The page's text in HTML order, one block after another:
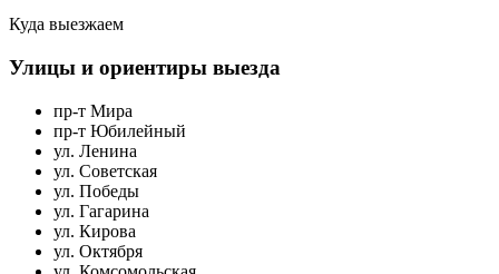
Куда выезжаем
Улицы и ориентиры выезда
пр-т Мира
пр-т Юбилейный
ул. Ленина
ул. Советская
ул. Победы
ул. Гагарина
ул. Кирова
ул. Октября